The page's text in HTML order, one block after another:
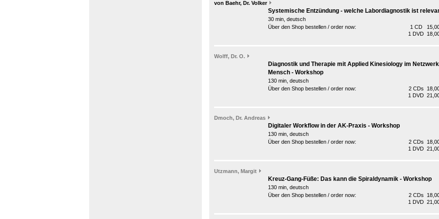
von Baehr, Dr. Volker
Systemische Entzündung - welche Labordiagnostik ist
30 min, deutsch
Über den Shop bestellen / order now:
1 CD
1 DVD
Wolff, Dr. O.
Diagnostik und Therapie mit Applied Kinesiology im Netzwerk
Mensch - Workshop
130 min, deutsch
Über den Shop bestellen / order now:
2 CDs
1 DVD
Dmoch, Dr. Andreas
Digitaler Workflow in der AK-Praxis - Workshop
130 min, deutsch
Über den Shop bestellen / order now:
2 CDs
1 DVD
Utzmann, Margit
Kreuz-Gang-Füße: Das kann die Spiraldynamik - Workshop
130 min, deutsch
Über den Shop bestellen / order now:
2 CDs
1 DVD